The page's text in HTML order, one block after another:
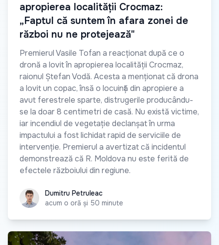
apropierea localității Crocmaz:
„Faptul că suntem în afara zonei de
război nu ne protejează"
Premierul Vasile Tofan a reacționat după ce o
dronă a lovit în apropierea localității Crocmaz,
raionul Ștefan Vodă. Acesta a menționat că drona
a lovit un copac, însă o locuință din apropiere a
avut ferestrele sparte, distrugerile producându-
se la doar 8 centimetri de casă. Nu există victime,
iar incendiul de vegetație declanșat în urma
impactului a fost lichidat rapid de serviciile de
intervenție. Premierul a avertizat că incidentul
demonstrează că R. Moldova nu este ferită de
efectele războiului din regiune.
Dumitru Petruleac
Dumitru Petruleac
acum o oră și 50 minute